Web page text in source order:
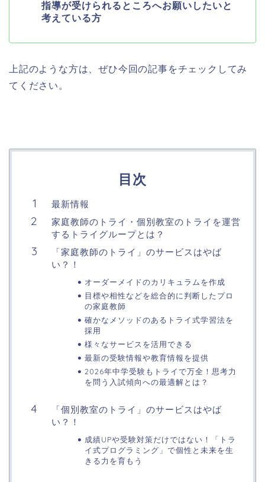
指導が受けられるところへお願いしたいと
考えている方
上記のような方は、ぜひ今回の記事をチェックしてみ
てください。
目次
最新情報
家庭教師のトライ・個別教室のトライを運営
するトライグループとは？
「家庭教師のトライ」のサービスはやば
い？！
オーダーメイドのカリキュラムを作成
目標や相性などを総合的に判断したプロ
の家庭教師
確かなメソッドのあるトライ式学習法を
採用
様々なサービスを活用できる
最新の受験情報や教育情報を提供
2026年中学受験もトライで万全！思考力
を問う入試傾向への最適解とは？
「個別教室のトライ」のサービスはやば
い？！
成績UPや受験対策だけではない！「トラ
イ式プログラミング」で個性と未来を生
きる力を育もう